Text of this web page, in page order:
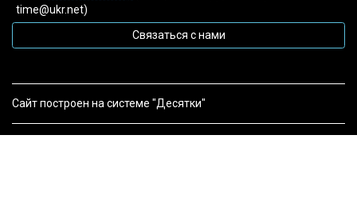
time@ukr.net)
Связаться с нами
Сайт построен на системе "Десятки"